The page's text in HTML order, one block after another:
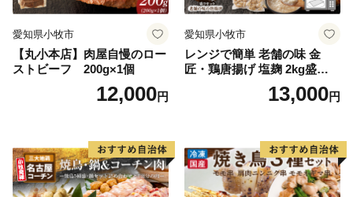
愛知県小牧市
【丸小本店】肉屋自慢のロー
ストビーフ 200g×1個
12,000円
愛知県小牧市
レンジで簡単 老舗の味 金
匠・鶏唐揚げ 塩麹 2kg盛りセ
ット（500g×4袋） からあげ
レンジ 冷凍 調理済み 味付き
便利 レンジ 自然解凍 弁当 お
かず 惣菜 食品 おつまみ グル
メ お取り寄せ 小牧市 送料無
料
13,000円